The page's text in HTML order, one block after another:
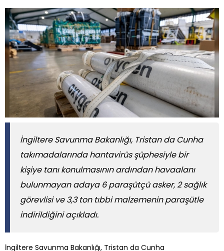
İngiltere Savunma Bakanlığı, Tristan da Cunha
takımadalarında hantavirüs şüphesiyle bir
kişiye tanı konulmasının ardından havaalanı
bulunmayan adaya 6 paraşütçü asker, 2 sağlık
görevlisi ve 3,3 ton tıbbi malzemenin paraşütle
indirildiğini açıkladı.
İngiltere Savunma Bakanlığı, Tristan da Cunha